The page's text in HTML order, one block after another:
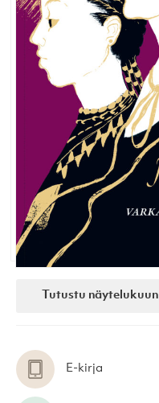
Tutustu näytelukuun
E-kirja